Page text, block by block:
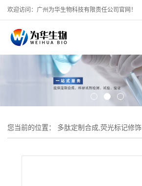
欢迎访问：广州为华生物科技有限责任公司官网！
您当前的位置： 多肽定制合成,荧光标记修饰